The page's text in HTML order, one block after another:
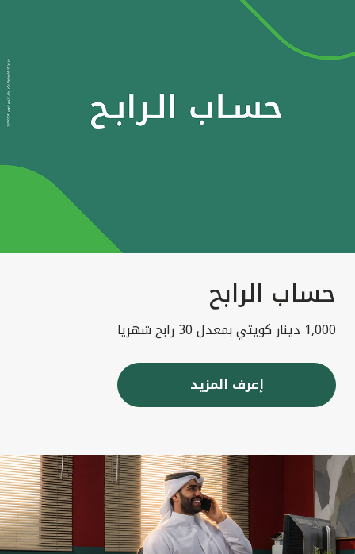
حساب الرابح
1,000 دينار كويتي بمعدل 30 رابح شهريا
إعرف المزيد